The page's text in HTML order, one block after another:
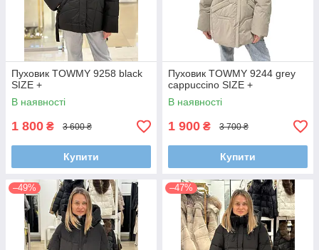
Пуховик TOWMY 9258 black
SIZE +
В наявності
1 800 ₴ 3 600 ₴
Купити
Пуховик TOWMY 9244 grey
cappuccino SIZE +
В наявності
1 900 ₴ 3 700 ₴
Купити
–49% –47%